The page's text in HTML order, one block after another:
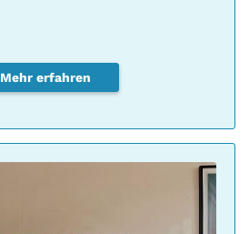
Mehr erfahren